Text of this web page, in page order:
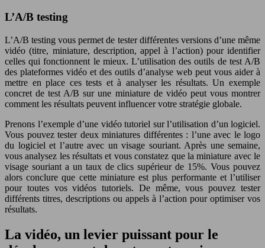
L’A/B testing
L’A/B testing vous permet de tester différentes versions d’une même
vidéo (titre, miniature, description, appel à l’action) pour identifier
celles qui fonctionnent le mieux. L’utilisation des outils de test A/B
des plateformes vidéo et des outils d’analyse web peut vous aider à
mettre en place ces tests et à analyser les résultats. Un exemple
concret de test A/B sur une miniature de vidéo peut vous montrer
comment les résultats peuvent influencer votre stratégie globale.
Prenons l’exemple d’une vidéo tutoriel sur l’utilisation d’un logiciel.
Vous pouvez tester deux miniatures différentes : l’une avec le logo
du logiciel et l’autre avec un visage souriant. Après une semaine,
vous analysez les résultats et vous constatez que la miniature avec le
visage souriant a un taux de clics supérieur de 15%. Vous pouvez
alors conclure que cette miniature est plus performante et l’utiliser
pour toutes vos vidéos tutoriels. De même, vous pouvez tester
différents titres, descriptions ou appels à l’action pour optimiser vos
résultats.
La vidéo, un levier puissant pour le